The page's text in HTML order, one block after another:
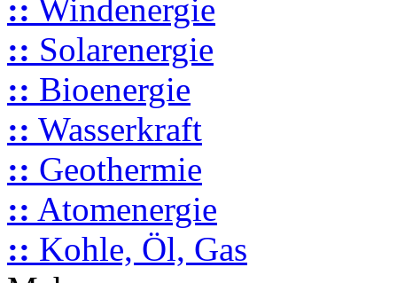
:: Windenergie
:: Solarenergie
:: Bioenergie
:: Wasserkraft
:: Geothermie
:: Atomenergie
:: Kohle, Öl, Gas